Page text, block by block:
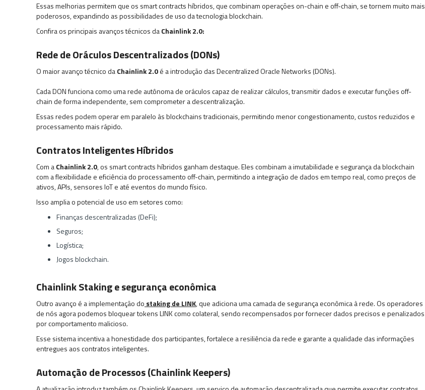
Essas melhorias permitem que os smart contracts híbridos, que combinam operações on-chain e off-chain, se tornem muito mais
poderosos, expandindo as possibilidades de uso da tecnologia blockchain.
Confira os principais avanços técnicos daChainlink 2.0:
Rede de Oráculos Descentralizados (DONs)
O maior avanço técnico daChainlink 2.0é a introdução das Decentralized Oracle Networks (DONs).
Cada DON funciona como uma rede autônoma de oráculos capaz de realizar cálculos, transmitir dados e executar funções off-
chain de forma independente, sem comprometer a descentralização.
Essas redes podem operar em paralelo às blockchains tradicionais, permitindo menor congestionamento, custos reduzidos e
processamento mais rápido.
Contratos Inteligentes Híbridos
Com aChainlink 2.0, os smart contracts híbridos ganham destaque. Eles combinam a imutabilidade e segurança da blockchain
com a flexibilidade e eficiência do processamento off-chain, permitindo a integração de dados em tempo real, como preços de
ativos, APIs, sensores IoT e até eventos do mundo físico.
Isso amplia o potencial de uso em setores como:
Finanças descentralizadas (DeFi);
Seguros;
Logística;
Jogos blockchain.
Chainlink Staking e segurança econômica
Outro avanço é a implementação do staking de LINK, que adiciona uma camada de segurança econômica à rede. Os operadores
de nós agora podemos bloquear tokens LINK como colateral, sendo recompensados por fornecer dados precisos e penalizados
por comportamento malicioso.
Esse sistema incentiva a honestidade dos participantes, fortalece a resiliência da rede e garante a qualidade das informações
entregues aos contratos inteligentes.
Automação de Processos (Chainlink Keepers)